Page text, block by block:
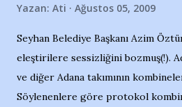
Yazan: Ati Ağustos 05, 2009
Seyhan Belediye Başkanı Azim
eleştirilere sessizliğini bozmuş(!).
ve diğer Adana takımının
Söylenenlere göre protokol